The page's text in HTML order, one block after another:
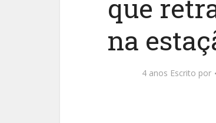
que
na
4 anos Escrito por